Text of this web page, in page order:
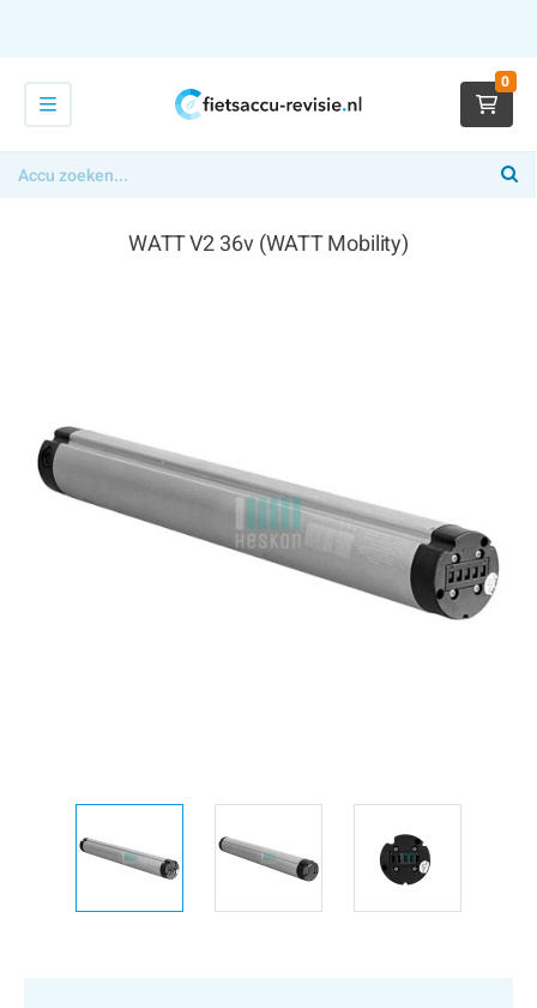
0
WATT V2 36v (WATT Mobility)